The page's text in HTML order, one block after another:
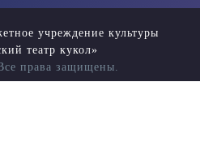
учреждение культуры
театр кукол»
права защищены.